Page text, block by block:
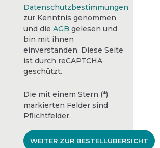
Datenschutzbestimmungen
zur Kenntnis genommen
und die AGB gelesen und
bin mit ihnen
einverstanden. Diese Seite
ist durch reCAPTCHA
geschützt.
Die mit einem Stern (*)
markierten Felder sind
Pflichtfelder.
WEITER ZUR BESTELLÜBERSICHT